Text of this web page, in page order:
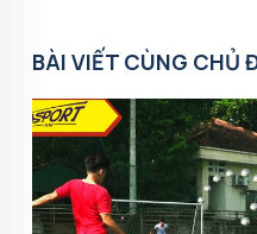
BÀI VIẾT CÙNG CHỦ